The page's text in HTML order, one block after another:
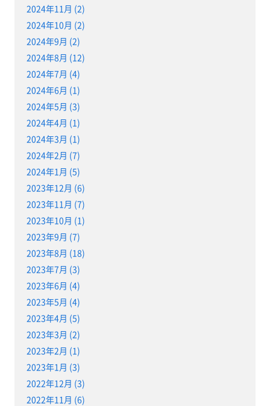
2024年11月 (2)
2024年10月 (2)
2024年9月 (2)
2024年8月 (12)
2024年7月 (4)
2024年6月 (1)
2024年5月 (3)
2024年4月 (1)
2024年3月 (1)
2024年2月 (7)
2024年1月 (5)
2023年12月 (6)
2023年11月 (7)
2023年10月 (1)
2023年9月 (7)
2023年8月 (18)
2023年7月 (3)
2023年6月 (4)
2023年5月 (4)
2023年4月 (5)
2023年3月 (2)
2023年2月 (1)
2023年1月 (3)
2022年12月 (3)
2022年11月 (6)